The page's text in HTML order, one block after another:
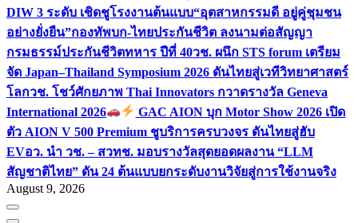
DIW 3 ระดับ เชิดชูโรงงานต้นแบบ“อุตสาหกรรมดี อยู่คู่ชุมชน
อย่างยั่งยืน”กองทัพบก-ไทยประกันชีวิต ลงนามต่อสัญญา
กรมธรรม์ประกันชีวิตทหาร ปีที่ 40วช. ผนึก STS forum เตรียม
จัด Japan–Thailand Symposium 2026 ดันไทยสู่เวทีวิทยาศาสตร์
โลกวช. โชว์ศักยภาพ Thai Innovators กวาดรางวัล Geneva
International 2026
GAC AION บุก Motor Show 2026 เปิด
ตัว AION V 500 Premium ชูบริการครบวงจร ดันไทยสู่ฮับ
EVอว. นำ วช. – สวทช. มอบรางวัลสุดยอดผลงาน “LLM
สัญชาติไทย” ดัน 24 ต้นแบบยกระดับงานวิจัยสู่การใช้งานจริง
August 9, 2026